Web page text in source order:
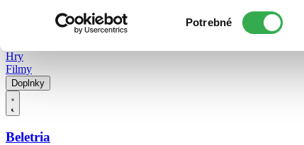
súhlasu
Potrebné
Hry
Filmy
Doplnky
Beletria